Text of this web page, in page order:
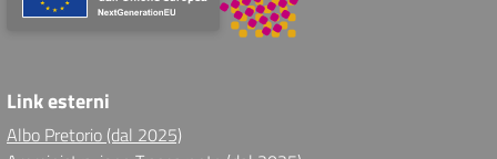
Link esterni
Albo Pretorio (dal 2025)